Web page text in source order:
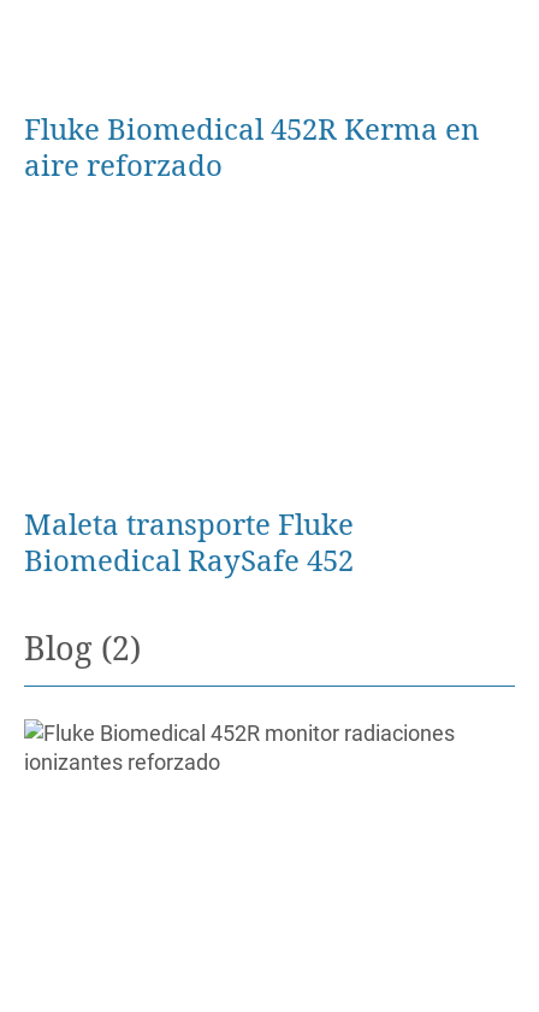
Fluke Biomedical 452R Kerma en
aire reforzado
Maleta transporte Fluke
Biomedical RaySafe 452
Blog (2)